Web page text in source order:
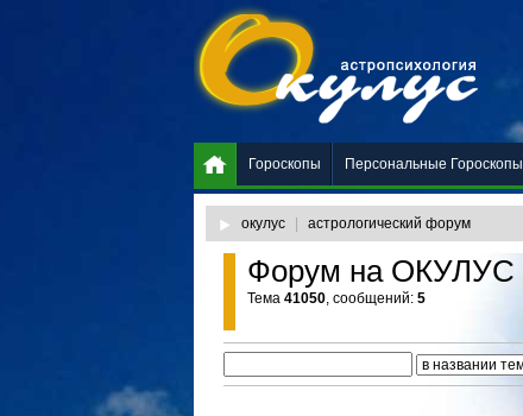
окулус астрологический форум
Форум на ОКУЛУС
Тема 41050, сообщений: 5
Гороскопы Персональные Гороскопы